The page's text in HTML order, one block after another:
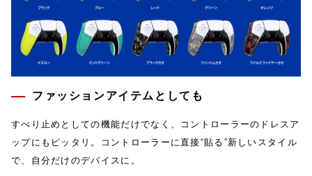
ファッションアイテムとしても
すべり止めとしての機能だけでなく、コントローラーのドレスア
ップにもピッタリ。コントローラーに直接“貼る”新しいスタイル
で、自分だけのデバイスに。